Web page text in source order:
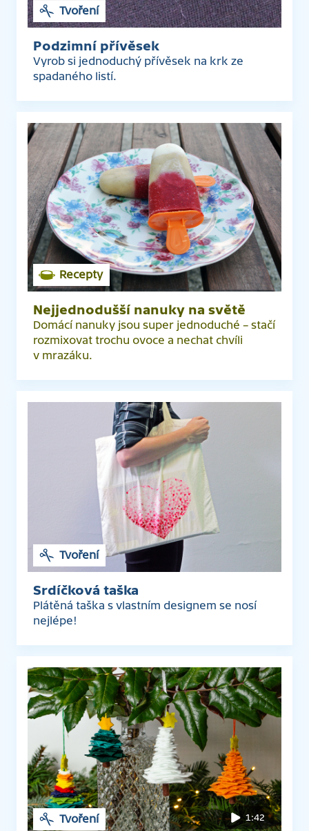
Tvoření
Podzimní přívěsek
Vyrob si jednoduchý přívěsek na krk ze
spadaného listí.
Recepty
Nejjednodušší nanuky na světě
Domácí nanuky jsou super jednoduché – stačí
rozmixovat trochu ovoce a nechat chvíli
v mrazáku.
Tvoření
Srdíčková taška
Plátěná taška s vlastním designem se nosí
nejlépe!
Tvoření 1:42